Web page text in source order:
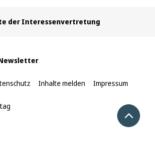
der Interessenvertretung
Inhalte melden Impressum